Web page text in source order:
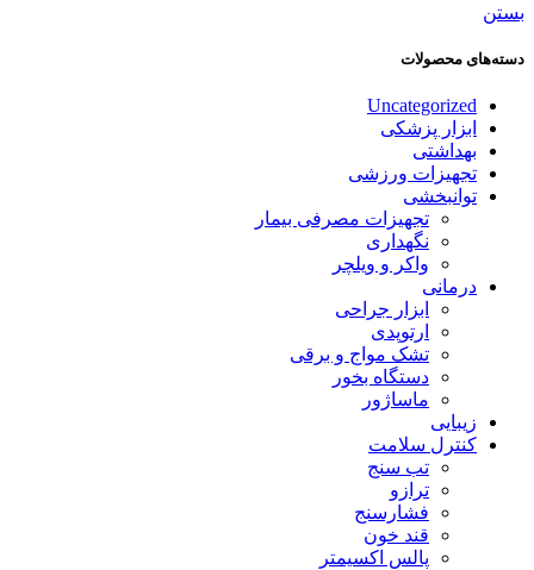
بستن
دسته‌های محصولات
Uncategorized
ابزار پزشکی
بهداشتی
تجهیزات ورزشی
توانبخشی
تجهیزات مصرفی بیمار
نگهداری
واکر و ویلچر
درمانی
ابزار جراحی
ارتوپدی
تشک مواج و برقی
دستگاه بخور
ماساژور
زیبایی
کنترل سلامت
تب سنج
ترازو
فشارسنج
قند خون
پالس اکسیمتر